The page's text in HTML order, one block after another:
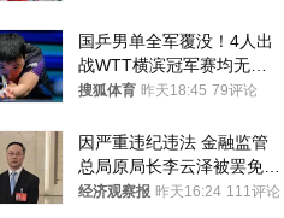
国乒男单全军覆没！4人出
战WTT横滨冠军赛均无缘
八强
搜狐体育 昨天18:45 79评论
因严重违纪违法 金融监管
总局原局长李云泽被罢免全
国人大代表
经济观察报 昨天16:24 111评论